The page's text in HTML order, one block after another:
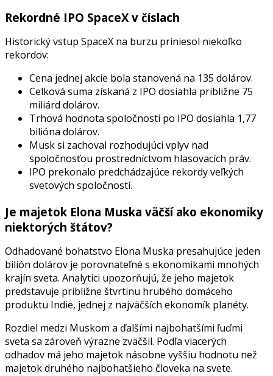
Rekordné IPO SpaceX v číslach
Historický vstup SpaceX na burzu priniesol niekoľko
rekordov:
Cena jednej akcie bola stanovená na 135 dolárov.
Celková suma získaná z IPO dosiahla približne 75
miliárd dolárov.
Trhová hodnota spoločnosti po IPO dosiahla 1,77
bilióna dolárov.
Musk si zachoval rozhodujúci vplyv nad
spoločnosťou prostredníctvom hlasovacích práv.
IPO prekonalo predchádzajúce rekordy veľkých
svetových spoločností.
Je majetok Elona Muska väčší ako ekonomiky
niektorých štátov?
Odhadované bohatstvo Elona Muska presahujúce jeden
bilión dolárov je porovnateľné s ekonomikami mnohých
krajín sveta. Analytici upozorňujú, že jeho majetok
predstavuje približne štvrtinu hrubého domáceho
produktu Indie, jednej z najväčších ekonomík planéty.
Rozdiel medzi Muskom a ďalšími najbohatšími ľuďmi
sveta sa zároveň výrazne zväčšil. Podľa viacerých
odhadov má jeho majetok násobne vyššiu hodnotu než
majetok druhého najbohatšieho človeka na svete.